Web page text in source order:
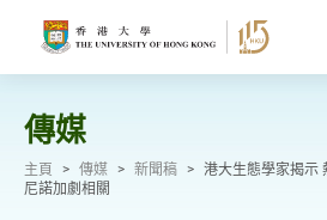
傳媒
主頁 > 傳媒 > 新聞稿 > 港大生態學家揭示
尼諾加劇相關